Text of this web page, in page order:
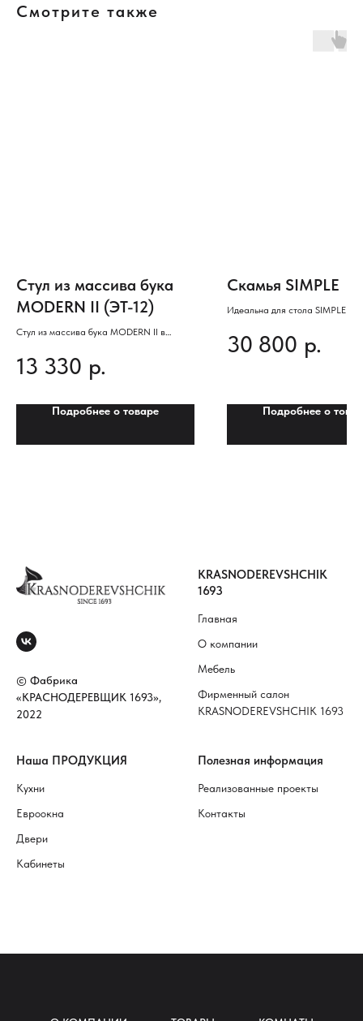
Смотрите также
Стул из массива бука
MODERN II (ЭТ-12)
Стул из массива бука MODERN II в
13 330 р.
Подробнее о товаре
Скамья SIMPLE
Идеальна для стола SIMPLE
30 800 р.
Подробнее о
© Фабрика
«КРАСНОДЕРЕВЩИК 1693»,
2022
KRASNODEREVSHCHIK
1693
Главная
О компании
Мебель
Фирменный салон
KRASNODEREVSHCHIK 1693
Наша ПРОДУКЦИЯ
Кухни
Евроокна
Двери
Кабинеты
Полезная информация
Реализованные проекты
Контакты